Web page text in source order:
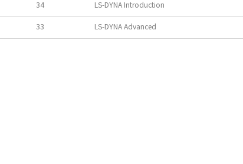
34 LS-DYNA Introduction
33 LS-DYNA Advanced